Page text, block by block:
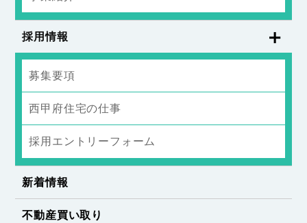
採用情報
募集要項
西甲府住宅の仕事
採用エントリーフォーム
新着情報
不動産買い取り